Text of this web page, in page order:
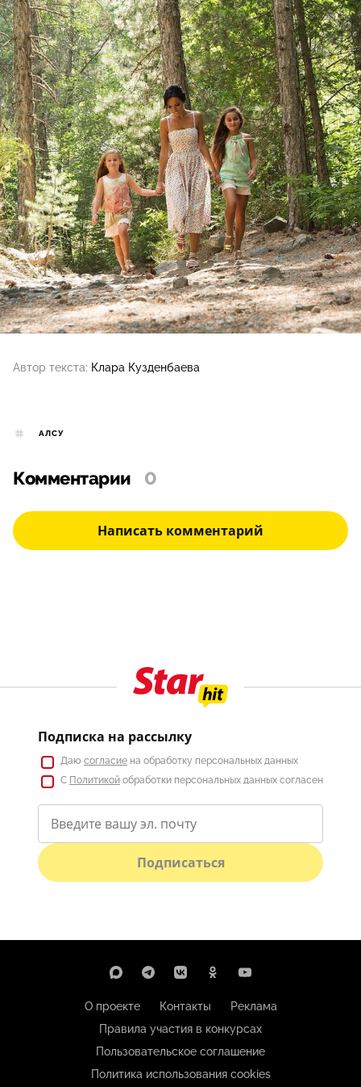
Автор текста: Клара Кузденбаева
АЛСУ
Комментарии 0
Написать комментарий
Подписка на рассылку
Даю согласие на обработку персональных данных
С Политикой обработки персональных данных согласен
Подписаться
О проекте Контакты
Реклама
Правила участия в конкурсах
Пользовательское соглашение
Политика использования cookies